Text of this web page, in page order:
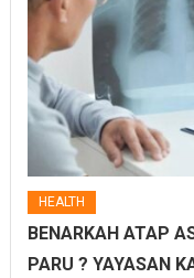
HEALTH
BENARKAH ATAP
PARU ? YAYASAN